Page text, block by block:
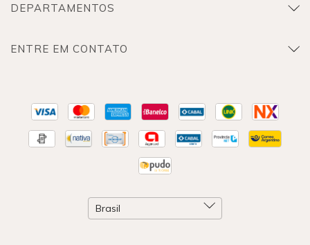
DEPARTAMENTOS
ENTRE EM CONTATO